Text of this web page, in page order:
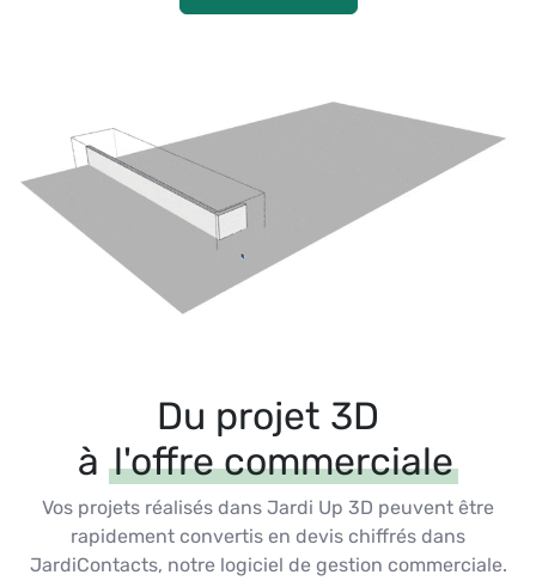
Du projet 3D
à l'offre commerciale
Vos projets réalisés dans Jardi Up 3D peuvent être
rapidement convertis en devis chiffrés dans
JardiContacts, notre logiciel de gestion commerciale.